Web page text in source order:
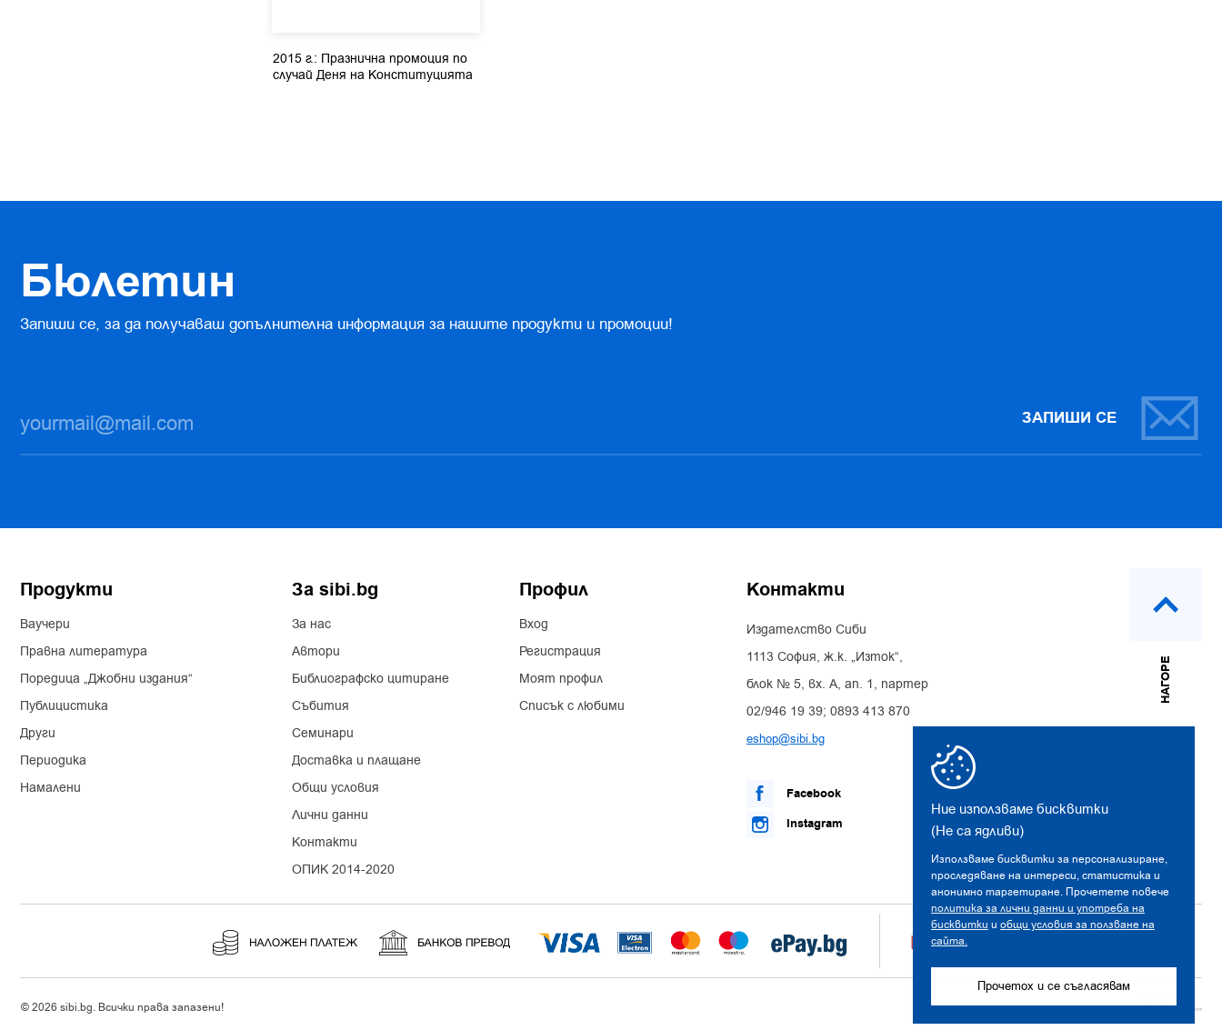
Ние използваме бисквитки
(Не са ядливи)
Използваме бисквитки за персонализиране,
проследяване на интереси, статистика и
анонимно таргетиране. Прочетете повече
политика за лични данни и употреба на
бисквитки и общи условия за ползване на
сайта.
Прочетох и се съгласявам
2015 г.: Празнична промоция по
случай Деня на Конституцията
Бюлетин
Запиши се, за да получаваш допълнителна информация за нашите продукти и промоции!
ЗАПИШИ СЕ
Продукти
Ваучери
Правна литература
Поредица „Джобни издания“
Публицистика
Други
Периодика
Намалени
За sibi.bg
За нас
Автори
Библиографско цитиране
Събития
Семинари
Доставка и плащане
Общи условия
Лични данни
Контакти
ОПИК 2014-2020
Профил
Вход
Регистрация
Моят профил
Списък с любими
Контакти
Издателство Сиби
1113 София, ж.к. „Изток“,
блок № 5, вх. А, ап. 1, партер
02/946 19 39; 0893 413 870
eshop@sibi.bg
Facebook
Instagram
НАГОРЕ
© 2026 sibi.bg. Всички права запазени! Дизайн и разработка от